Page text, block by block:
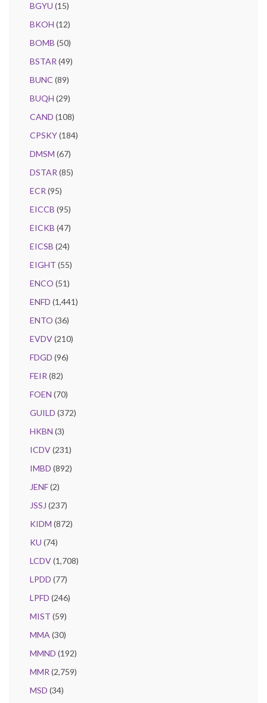
BGYU (15)
BKOH (12)
BOMB (50)
BSTAR (49)
BUNC (89)
BUQH (29)
CAND (108)
CPSKY(184)
DMSM (67)
DSTAR (85)
ECR (95)
EICCB (95)
EICKB (47)
EICSB (24)
EIGHT (55)
ENCO (51)
ENFD (1,441)
ENTO (36)
EVDV(210)
FDGD (96)
FEIR (82)
FOEN (70)
GUILD (372)
HKBN (3)
ICDV(231)
IMBD (892)
JENF(2)
JSSJ (237)
KIDM (872)
KU (74)
LCDV(1,708)
LPDD (77)
LPFD (246)
MIST (59)
MMA (30)
MMND (192)
MMR (2,759)
MSD (34)